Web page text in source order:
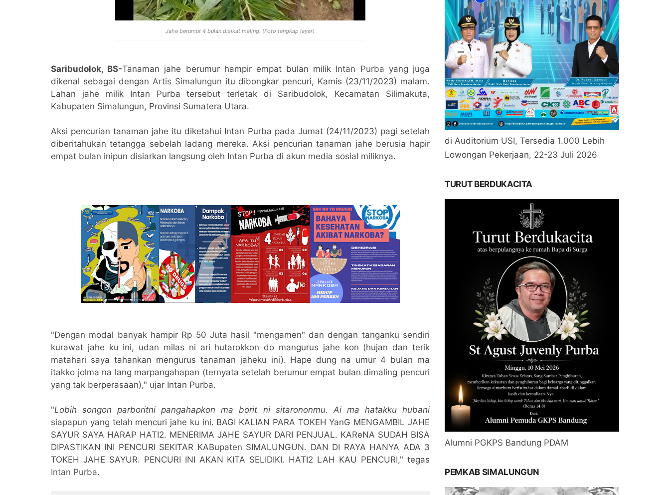
Jahe berumut 4 bulan disikat maling. (Foto tangkap layar)
Saribudolok, BS-Tanaman jahe berumur hampir empat bulan milik Intan Purba yang juga
dikenal sebagai dengan Artis Simalungun itu dibongkar pencuri, Kamis (23/11/2023) malam.
Lahan jahe milik Intan Purba tersebut terletak di Saribudolok, Kecamatan Silimakuta,
Kabupaten Simalungun, Provinsi Sumatera Utara.
Aksi pencurian tanaman jahe itu diketahui Intan Purba pada Jumat (24/11/2023) pagi setelah
diberitahukan tetangga sebelah ladang mereka. Aksi pencurian tanaman jahe berusia hapir
empat bulan inipun disiarkan langsung oleh Intan Purba di akun media sosial miliknya.
"Dengan modal banyak hampir Rp 50 Juta hasil "mengamen" dan dengan tanganku sendiri
kurawat jahe ku ini, udan milas ni ari hutarokkon do mangurus jahe kon (hujan dan terik
matahari saya tahankan mengurus tanaman jaheku ini). Hape dung na umur 4 bulan ma
itakko jolma na lang marpangahapan (ternyata setelah berumur empat bulan dimaling pencuri
yang tak berperasaan)," ujar Intan Purba.
"Lobih songon parboritni pangahapkon ma borit ni sitarononmu. Ai ma hatakku hubani
siapapun yang telah mencuri jahe ku ini. BAGI KALIAN PARA TOKEH YanG MENGAMBIL JAHE
SAYUR SAYA HARAP HATI2. MENERIMA JAHE SAYUR DARI PENJUAL. KAReNA SUDAH BISA
DIPASTIKAN INI PENCURI SEKITAR KABupaten SIMALUNGUN. DAN DI RAYA HANYA ADA 3
TOKEH JAHE SAYUR. PENCURI INI AKAN KITA SELIDIKI. HATI2 LAH KAU PENCURI," tegas
Intan Purba.
di Auditorium USI, Tersedia 1.000 Lebih
Lowongan Pekerjaan, 22-23 Juli 2026
TURUT BERDUKACITA
Alumni PGKPS Bandung PDAM
PEMKAB SIMALUNGUN